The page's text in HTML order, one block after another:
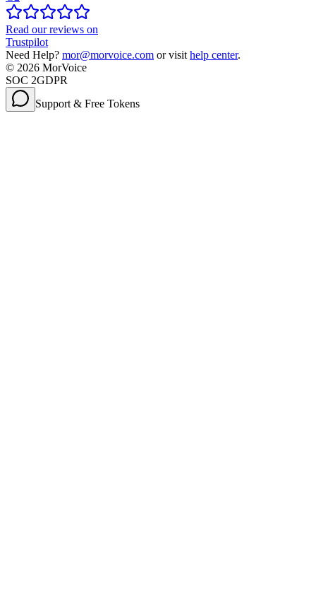
Read our reviews on
Trustpilot
Need Help? mor@morvoice.com or visit help center.
© 2026 MorVoice
SOC 2GDPR
Support & Free Tokens